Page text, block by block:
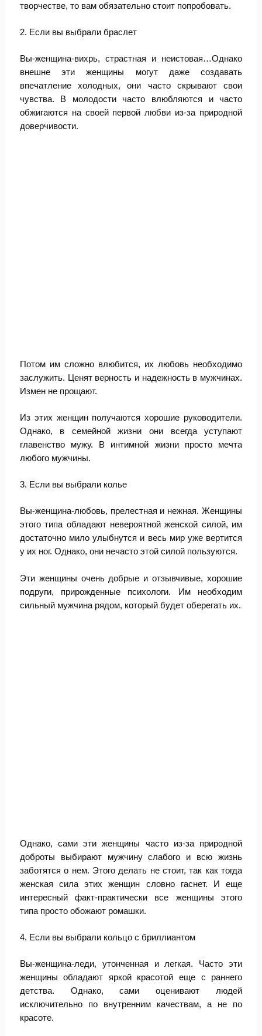
творчестве, то вам обязательно стоит попробовать.
2. Если вы выбрали браслет
Вы-женщина-вихрь, страстная и неистовая…Однако
внешне эти женщины могут даже создавать
впечатление холодных, они часто скрывают свои
чувства. В молодости часто влюбляются и часто
обжигаются на своей первой любви из-за природной
доверчивости.
Потом им сложно влюбится, их любовь необходимо
заслужить. Ценят верность и надежность в мужчинах.
Измен не прощают.
Из этих женщин получаются хорошие руководители.
Однако, в семейной жизни они всегда уступают
главенство мужу. В интимной жизни просто мечта
любого мужчины.
3. Если вы выбрали колье
Вы-женщина-любовь, прелестная и нежная. Женщины
этого типа обладают невероятной женской силой, им
достаточно мило улыбнутся и весь мир уже вертится
у их ног. Однако, они нечасто этой силой пользуются.
Эти женщины очень добрые и отзывчивые, хорошие
подруги, прирожденные психологи. Им необходим
сильный мужчина рядом, который будет оберегать их.
Однако, сами эти женщины часто из-за природной
доброты выбирают мужчину слабого и всю жизнь
заботятся о нем. Этого делать не стоит, так как тогда
женская сила этих женщин словно гаснет. И еще
интересный факт-практически все женщины этого
типа просто обожают ромашки.
4. Если вы выбрали кольцо с бриллиантом
Вы-женщина-леди, утонченная и легкая. Часто эти
женщины обладают яркой красотой еще с раннего
детства. Однако, сами оценивают людей
исключительно по внутренним качествам, а не по
красоте.